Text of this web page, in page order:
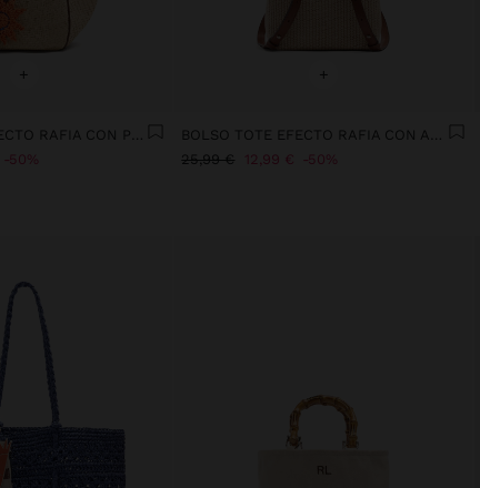
+
BOLSO TOTE EFECTO RAFIA CON PENDURO M
50%
+
BOLSO TOTE EFECTO RAFIA CON ASAS VERSÁTILES
25,99 € 12,99 € 50%